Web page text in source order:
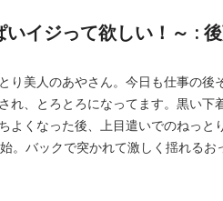
いイジって欲しい！～ :
り美人のあやさん。今日も仕事の
れ、とろとろになってます。黒い
よくなった後、上目遣いでのねっ
。バックで突かれて激しく揺れる